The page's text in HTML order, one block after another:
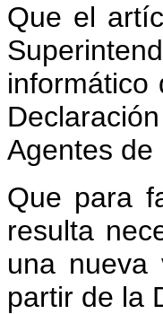
Que el
informático
Agentes de
Que para
resulta
una nueva
partir de la